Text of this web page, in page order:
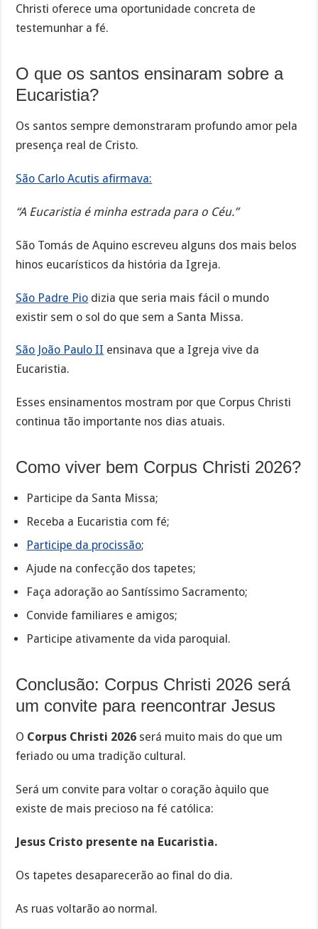
Christi oferece uma oportunidade concreta de
testemunhar a fé.
O que os santos ensinaram sobre a
Eucaristia?
Os santos sempre demonstraram profundo amor pela
presença real de Cristo.
São Carlo Acutis afirmava:
“A Eucaristia é minha estrada para o Céu.”
São Tomás de Aquino escreveu alguns dos mais belos
hinos eucarísticos da história da Igreja.
São Padre Pio dizia que seria mais fácil o mundo
existir sem o sol do que sem a Santa Missa.
São João Paulo II ensinava que a Igreja vive da
Eucaristia.
Esses ensinamentos mostram por que Corpus Christi
continua tão importante nos dias atuais.
Como viver bem Corpus Christi 2026?
Participe da Santa Missa;
Receba a Eucaristia com fé;
Participe da procissão;
Ajude na confecção dos tapetes;
Faça adoração ao Santíssimo Sacramento;
Convide familiares e amigos;
Participe ativamente da vida paroquial.
Conclusão: Corpus Christi 2026 será
um convite para reencontrar Jesus
O Corpus Christi 2026 será muito mais do que um
feriado ou uma tradição cultural.
Será um convite para voltar o coração àquilo que
existe de mais precioso na fé católica:
Jesus Cristo presente na Eucaristia.
Os tapetes desaparecerão ao final do dia.
As ruas voltarão ao normal.